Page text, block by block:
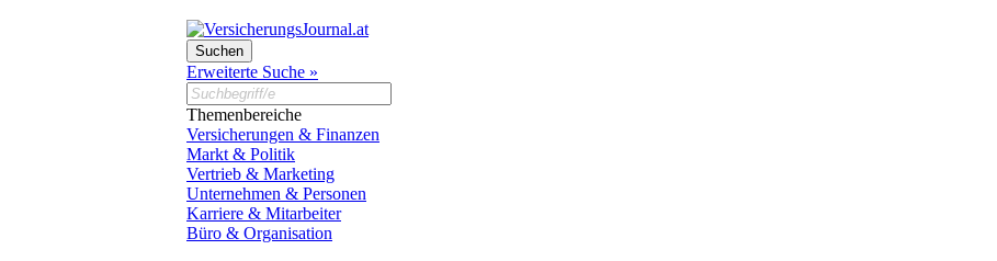
Erweiterte Suche »
Themenbereiche
Versicherungen & Finanzen
Markt & Politik
Vertrieb & Marketing
Unternehmen & Personen
Karriere & Mitarbeiter
Büro & Organisation